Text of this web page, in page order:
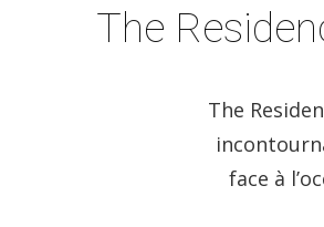
The
The
face à